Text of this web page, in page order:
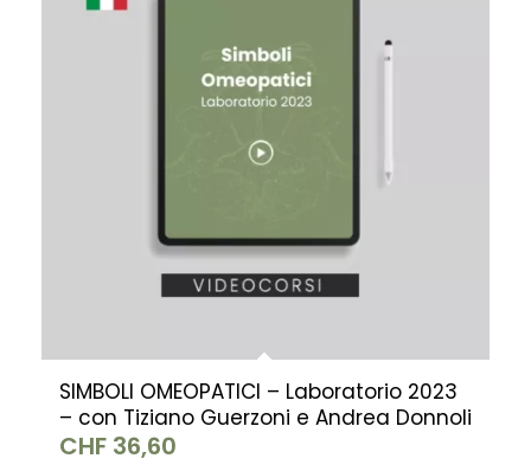
SIMBOLI OMEOPATICI – Laboratorio 2023
– con Tiziano Guerzoni e Andrea Donnoli
CHF36,60